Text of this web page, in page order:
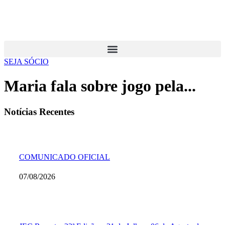
SEJA SÓCIO
Maria fala sobre jogo pela...
Notícias Recentes
COMUNICADO OFICIAL
07/08/2026